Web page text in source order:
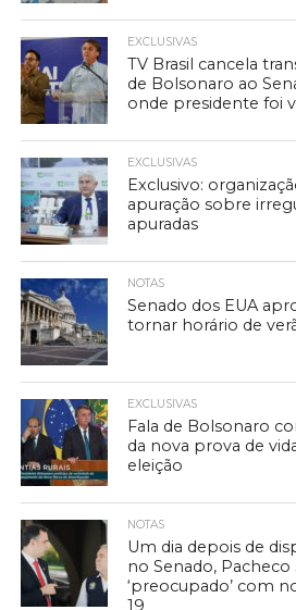
EXCLUSIVAS
TV Brasil cancela
de Bolsonaro ao
onde presidente foi
EXCLUSIVAS
Exclusivo:
apuração sobre
apuradas
NOTAS
Senado dos EUA
tornar horário de
EXCLUSIVAS
Fala de Bolsonaro
da nova prova de
eleição
NOTAS
Um dia depois de
no Senado, Pacheco
‘preocupado’ com
19